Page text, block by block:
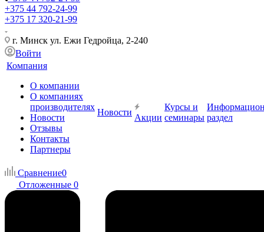
+375 44 792-24-99
+375 17 320-21-99
г. Минск ул. Ежи Гедройца, 2-240
Войти
Компания
О компании
О компаниях
производителях
Новости
Отзывы
Контакты
Партнеры
Новости
Акции
Курсы и
семинары раздел
Сравнение0
Отложенные 0